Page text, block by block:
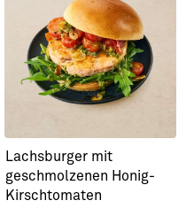
Lachsburger mit
geschmolzenen Honig-
Kirschtomaten